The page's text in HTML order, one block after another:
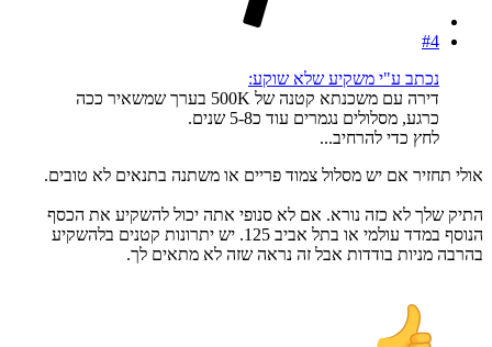
#4
נכתב ע"י משקיע שלא שוקע:
דירה עם משכנתא קטנה של 500K בערך שמשאיר ככה
כרגע, מסלולים נגמרים עוד כ5-8 שנים.
לחץ כדי להרחיב...
אולי תחזיר אם יש מסלול צמוד פריים או משתנה בתנאים לא טובים.
התיק שלך לא כזה נורא. אם לא סנופי אתה יכול להשקיע את הכסף
הנוסף במדד עולמי או בתל אביב 125. יש יתרונות קטנים בלהשקיע
בהרבה מניות בודדות אבל זה נראה שזה לא מתאים לך.